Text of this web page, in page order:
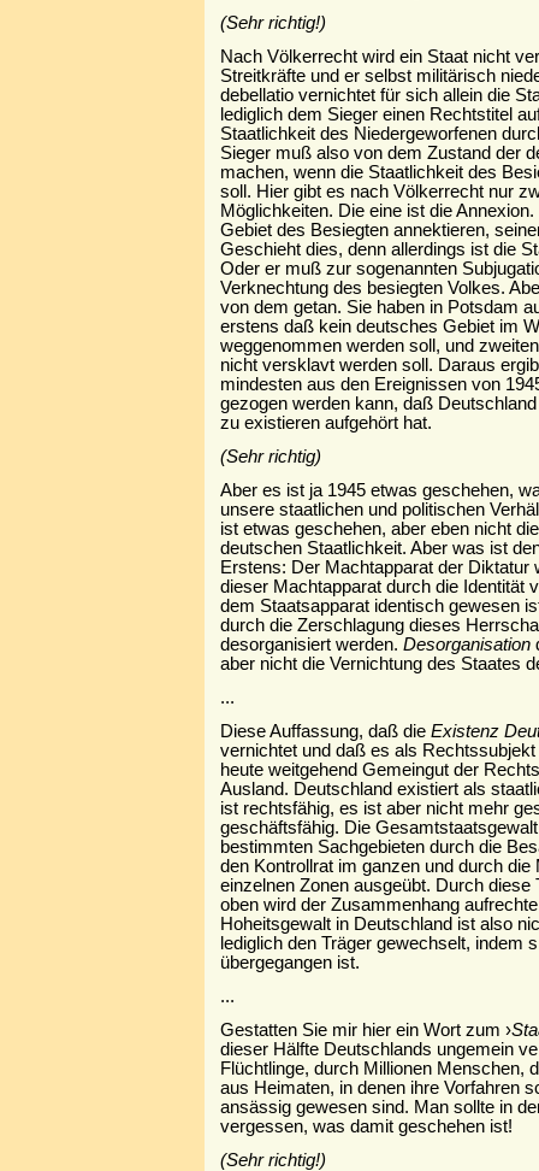
(Sehr richtig!)
Nach Völkerrecht wird ein Staat nicht
Streitkräfte und er selbst militärisch
debellatio vernichtet für sich allein die
lediglich dem Sieger einen Rechtstitel
Staatlichkeit des Niedergeworfenen
Sieger muß also von dem Zustand der
machen, wenn die Staatlichkeit des
soll. Hier gibt es nach Völkerrecht nur
Möglichkeiten. Die eine ist die
Gebiet des Besiegten annektieren,
Geschieht dies, denn allerdings ist die
Oder er muß zur sogenannten
Verknechtung des besiegten Volkes.
von dem getan. Sie haben in Potsdam
erstens daß kein deutsches Gebiet im
weggenommen werden soll, und
nicht versklavt werden soll. Daraus
mindesten aus den Ereignissen von
gezogen werden kann, daß
zu existieren aufgehört hat.
(Sehr richtig)
Aber es ist ja 1945 etwas geschehen,
unsere staatlichen und politischen
ist etwas geschehen, aber eben nicht
deutschen Staatlichkeit. Aber was ist
Erstens: Der Machtapparat der Diktatur
dieser Machtapparat durch die Identität
dem Staatsapparat identisch gewesen
durch die Zerschlagung dieses
desorganisiert werden.Desorganisation
aber nicht die Vernichtung des Staates
...
Diese Auffassung, daß dieExistenz
vernichtet und daß es als
heute weitgehend Gemeingut der
Ausland. Deutschland existiert als
ist rechtsfähig, es ist aber nicht mehr
geschäftsfähig. Die
bestimmten Sachgebieten durch die
den Kontrollrat im ganzen und durch die
einzelnen Zonen ausgeübt. Durch diese
oben wird der Zusammenhang
Hoheitsgewalt in Deutschland ist also
lediglich den Träger gewechselt, indem
übergegangen ist.
...
Gestatten Sie mir hier ein Wort zum ›
dieser Hälfte Deutschlands ungemein
Flüchtlinge, durch Millionen Menschen,
aus Heimaten, in denen ihre Vorfahren
ansässig gewesen sind. Man sollte in
vergessen, was damit geschehen ist!
(Sehr richtig!)